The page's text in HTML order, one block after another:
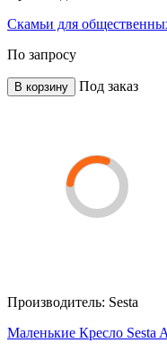
Скамьи для
По запросу
В корзину Под заказ
Производитель: Sesta
Маленькие Кресло Sesta